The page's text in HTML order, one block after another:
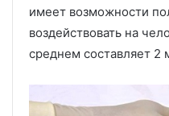
имеет возможности
воздействовать на
среднем составляет 2